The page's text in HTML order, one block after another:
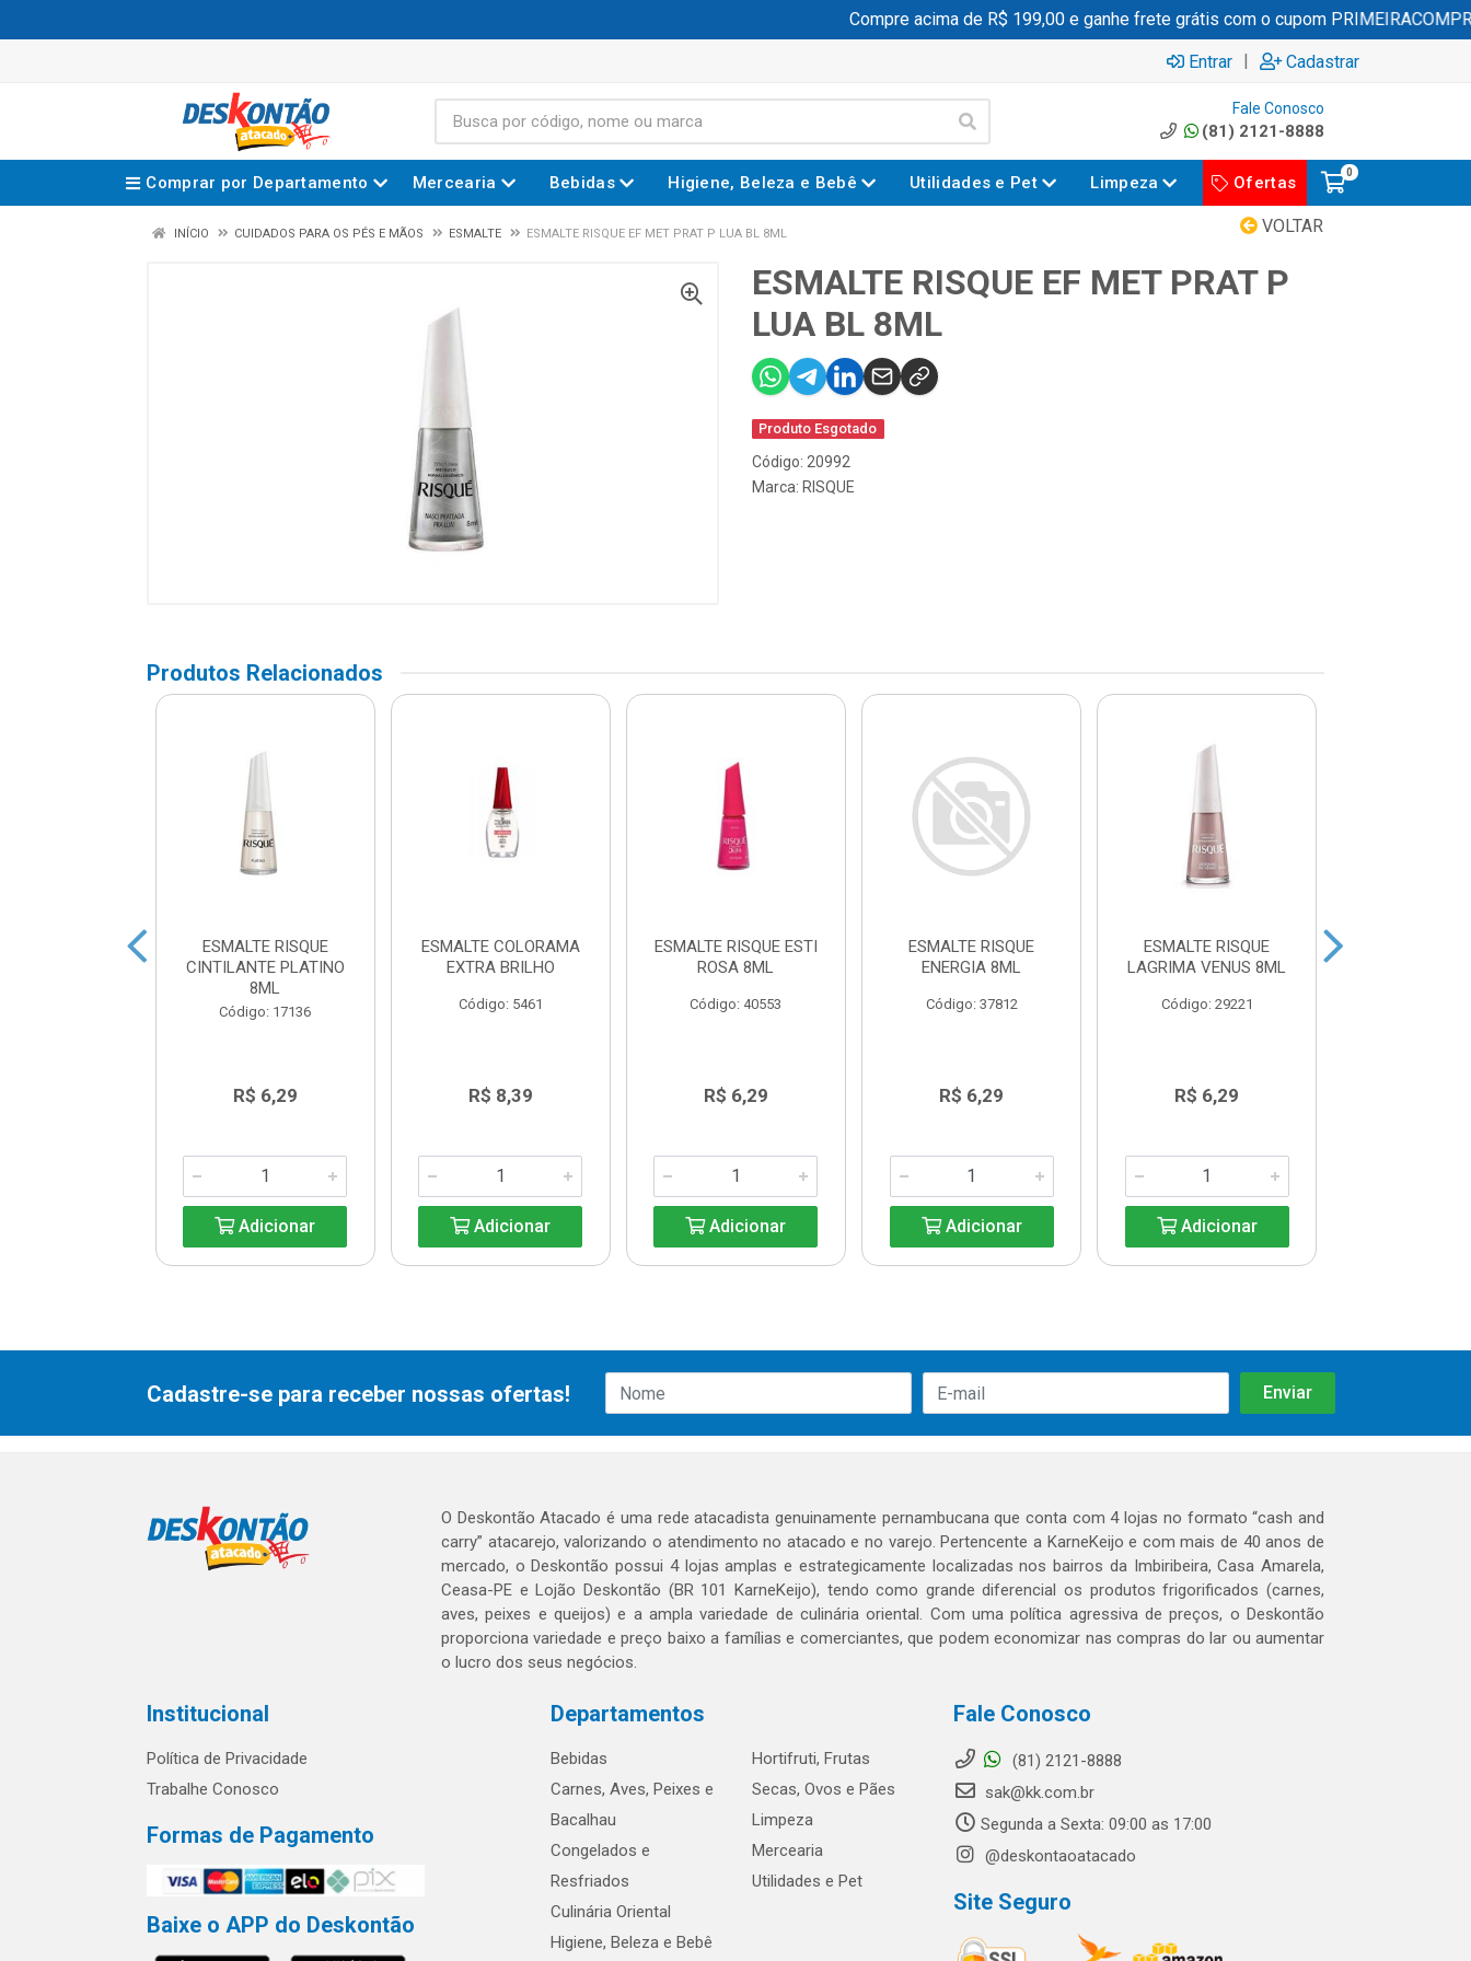
Compre acima de R$ 199,00 e ganhe frete grátis com o cupom PRIMEIRACOMPRA
Entrar | Cadastrar
Fale Conosco
(81) 2121-8888
Comprar por Departamento Mercearia Bebidas Higiene, Beleza e Bebê Utilidades e Pet Limpeza Ofertas
0
VOLTAR
INÍCIO CUIDADOS PARA OS PÉS E MÃOS ESMALTE ESMALTE RISQUE EF MET PRAT P LUA BL 8ML
ESMALTE RISQUE EF MET PRAT P
LUA BL 8ML
Produto Esgotado
Código: 20992
Marca: RISQUE
Produtos Relacionados
ESMALTE RISQUE
CINTILANTE PLATINO
8ML
Código: 17136
R$ 6,29
Adicionar
ESMALTE COLORAMA
EXTRA BRILHO
Código: 5461
R$ 8,39
Adicionar
ESMALTE RISQUE ESTI
ROSA 8ML
Código: 40553
R$ 6,29
Adicionar
ESMALTE RISQUE
ENERGIA 8ML
Código: 37812
R$ 6,29
Adicionar
ESMALTE RISQUE
LAGRIMA VENUS 8ML
Código: 29221
R$ 6,29
Adicionar
Cadastre-se para receber nossas ofertas!
O Deskontão Atacado é uma rede atacadista genuinamente pernambucana que conta com 4 lojas no formato “cash and
carry” atacarejo, valorizando o atendimento no atacado e no varejo. Pertencente a KarneKeijo e com mais de 40 anos de
mercado, o Deskontão possui 4 lojas amplas e estrategicamente localizadas nos bairros da Imbiribeira, Casa Amarela,
Ceasa-PE e Lojão Deskontão (BR 101 KarneKeijo), tendo como grande diferencial os produtos frigorificados (carnes,
aves, peixes e queijos) e a ampla variedade de culinária oriental. Com uma política agressiva de preços, o Deskontão
proporciona variedade e preço baixo a famílias e comerciantes, que podem economizar nas compras do lar ou aumentar
o lucro dos seus negócios.
Institucional
Política de Privacidade
Trabalhe Conosco
Formas de Pagamento
Baixe o APP do Deskontão
Departamentos
Bebidas
Carnes, Aves, Peixes e
Bacalhau
Congelados e
Resfriados
Culinária Oriental
Higiene, Beleza e Bebê
Hortifruti, Frutas
Secas, Ovos e Pães
Limpeza
Mercearia
Utilidades e Pet
Fale Conosco
(81) 2121-8888
sak@kk.com.br
Segunda a Sexta: 09:00 as 17:00
@deskontaoatacado
Site Seguro